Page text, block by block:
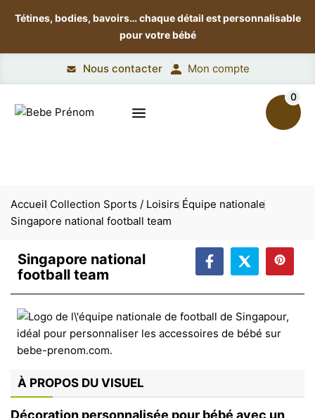
Tétines, bodies, bavoirs…chaque détail est personnalisable
pour votre bébé
Nous contacter Mon compte
0
Accueil Collection Sports / Loisirs Équipe nationale
Singapore national football team
Singapore national
football team
À PROPOS DU VISUEL
Décoration personnalisée pour bébé avec un